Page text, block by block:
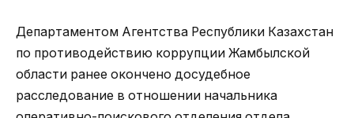
Департаментом Агентства Республики Казахстан
по противодействию коррупции Жамбылской
области ранее окончено досудебное
расследование в отношении начальника